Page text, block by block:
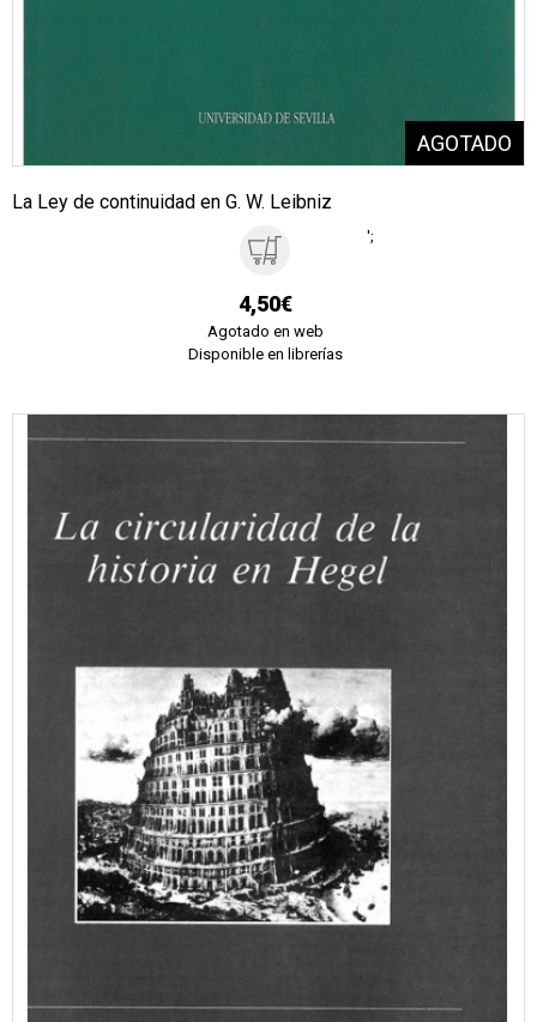
La Ley de continuidad en G. W. Leibniz
4,50€
Agotado en web
Disponible en librerías
';